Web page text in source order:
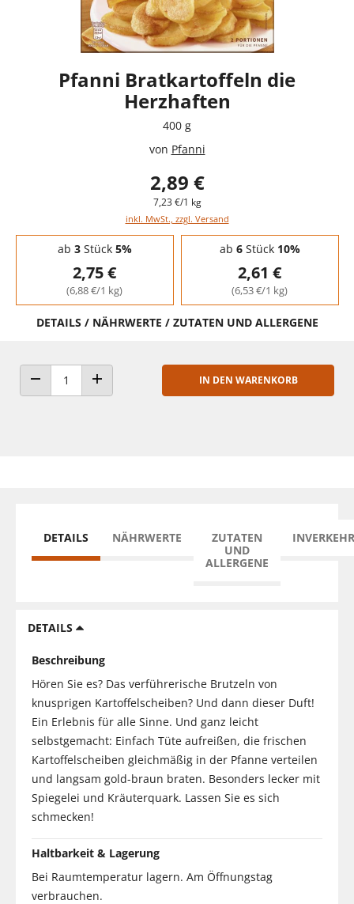
Pfanni Bratkartoffeln die
Herzhaften
400 g
von Pfanni
2,89 €
7,23 €/1 kg
inkl. MwSt., zzgl. Versand
Staffelpreise - Mengenrabatt
ab 3Stück 5%
2,75 €
(6,88 €/1 kg)
ab 6Stück 10%
2,61 €
(6,53 €/1 kg)
DETAILS / NÄHRWERTE / ZUTATEN UND ALLERGENE
ANZAHL VERRINGERNANZAHL ERHÖHEN
IN DEN WARENKORB
DETAILS NÄHRWERTE
ZUTATEN
UND
ALLERGENE
DETAILS
Beschreibung
Hören Sie es? Das verführerische Brutzeln von
knusprigen Kartoffelscheiben? Und dann dieser Duft!
Ein Erlebnis für alle Sinne. Und ganz leicht
selbstgemacht: Einfach Tüte aufreißen, die frischen
Kartoffelscheiben gleichmäßig in der Pfanne verteilen
und langsam gold-braun braten. Besonders lecker mit
Spiegelei und Kräuterquark. Lassen Sie es sich
schmecken!
Haltbarkeit & Lagerung
Bei Raumtemperatur lagern. Am Öffnungstag
verbrauchen.